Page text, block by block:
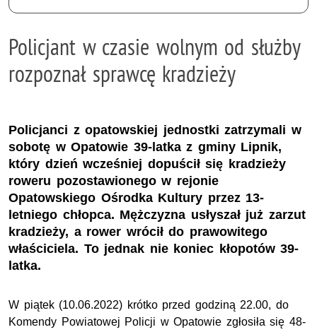
Policjant w czasie wolnym od służby
rozpoznał sprawcę kradzieży
Policjanci z opatowskiej jednostki zatrzymali w
sobotę w Opatowie 39-latka z gminy Lipnik,
który dzień wcześniej dopuścił się kradzieży
roweru pozostawionego w rejonie
Opatowskiego Ośrodka Kultury przez 13-
letniego chłopca. Mężczyzna usłyszał już zarzut
kradzieży, a rower wrócił do prawowitego
właściciela. To jednak nie koniec kłopotów 39-
latka.
W piątek (10.06.2022) krótko przed godziną 22.00, do
Komendy Powiatowej Policji w Opatowie zgłosiła się 48-